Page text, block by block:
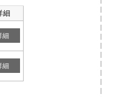
細
細
細